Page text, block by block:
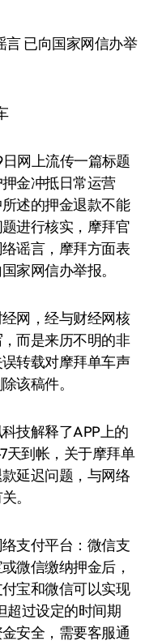
日网上流传一篇标题
金冲抵日常运营
述的押金退款不能
进行核实，摩拜官
谣言，摩拜方面表
家网信办举报。
网，经与财经网核
而是来历不明的非
转载对摩拜单车声
该稿件。
技解释了APP上的
天到帐，关于摩拜单
延迟问题，与网络
。
支付平台：微信支
微信缴纳押金后，
宝和微信可以实现
超过设定的时间期
安全，需要客服通